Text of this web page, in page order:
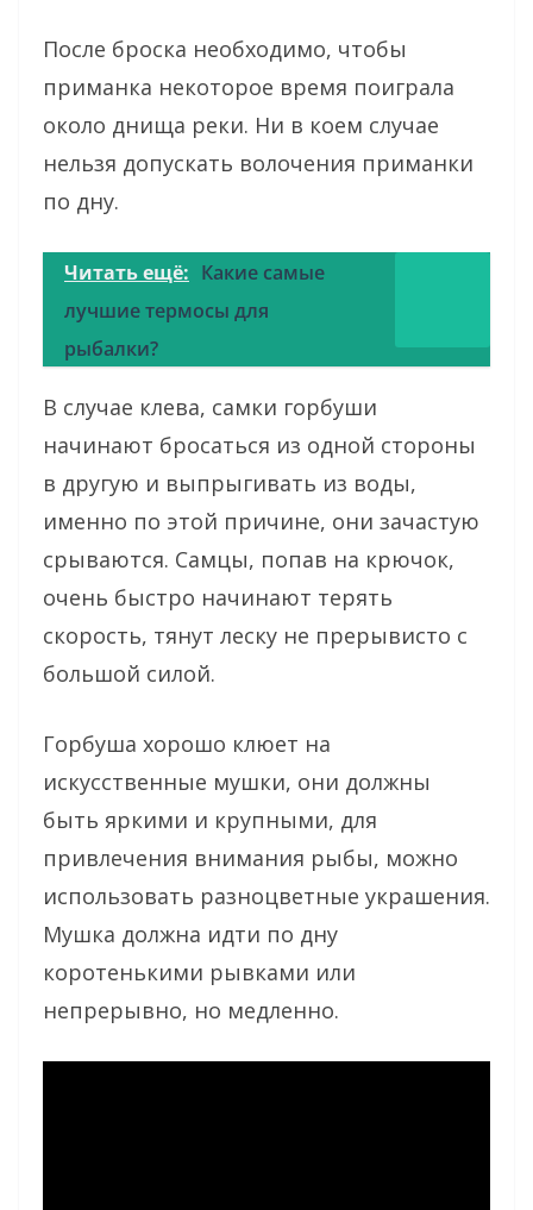
После броска необходимо, чтобы
приманка некоторое время поиграла
около днища реки. Ни в коем случае
нельзя допускать волочения приманки
по дну.
Читать ещё: Какие самые
лучшие термосы для
рыбалки?
В случае клева, самки горбуши
начинают бросаться из одной стороны
в другую и выпрыгивать из воды,
именно по этой причине, они зачастую
срываются. Самцы, попав на крючок,
очень быстро начинают терять
скорость, тянут леску не прерывисто с
большой силой.
Горбуша хорошо клюет на
искусственные мушки, они должны
быть яркими и крупными, для
привлечения внимания рыбы, можно
использовать разноцветные украшения.
Мушка должна идти по дну
коротенькими рывками или
непрерывно, но медленно.